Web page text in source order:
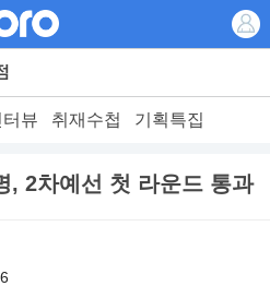
터뷰 취재수첩 기획특집
, 2차예선 첫 라운드 통과